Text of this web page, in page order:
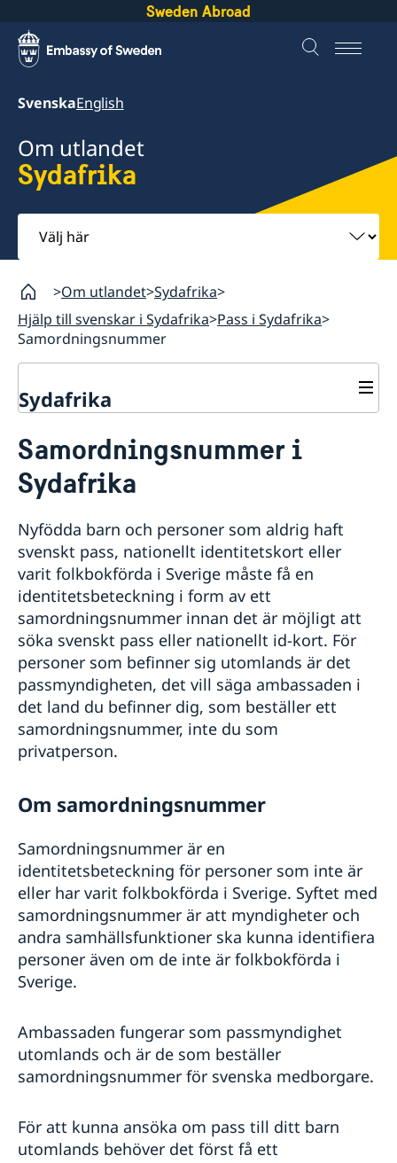
Sweden Abroad
SvenskaEnglish
Om utlandet
Sydafrika
Välj
här
Om utlandet Sydafrika
Hjälp till svenskar i Sydafrika Pass i Sydafrika
Samordningsnummer
Sydafrika
Hjälp till svenskar i Sydafrika
Rösta i Sydafrika
Akut hjälp
Förberedelser inför utlandsresa
Det här kan vi hjälpa dig med
Det här gör vi inte
Vem kan få hjälp?
Larmcentraler
Dödsfall
Ekonomiskt nödställd
Pass i Sydafrika
Allmän information om pass
Förnyelse av pass för vuxna
Ansökan om pass & nationellt id-kort
Ansökan om pass för barn under 18 år
Provisoriskt pass
Extra pass
Samordningsnummer
Nationellt id-kort
Namnändring
Hjälp kring medborgarskap
Registrera nyfödd utomlands
Om svenskt medborgarskap
Ansökan om äktenskapcertifikat på ambassaden
Vigsel i Sydafrika
Körkort
Förnyelse av körkort
Internationellt körkort
Utdrag ur folkbokföringen - personbevis
Utdrag ur belastningsregistret
Översättare
Arbeta & bo i Sydafrika
Svenskundervisningen
Reseinformation
Ambassadens reseinformation
Allmänna säkerhetsläget
Terrorism
Planerade strömavbrott/Loadshedding
Naturförhållanden och katastrofer
Hälso- och sjukvård
Lokala lagar och sedvänjor
Kriminalitet och personlig säkerhet
Utvecklingssamarbete
Programöversikt Sydafrika
Business Sweden
Anmäla handelshinder
Handel med Sydafrika
Samordningsnummer i
Sydafrika
Nyfödda barn och personer som aldrig haft
svenskt pass, nationellt identitetskort eller
varit folkbokförda i Sverige måste få en
identitetsbeteckning i form av ett
samordningsnummer innan det är möjligt att
söka svenskt pass eller nationellt id-kort. För
personer som befinner sig utomlands är det
passmyndigheten, det vill säga ambassaden i
det land du befinner dig, som beställer ett
samordningsnummer, inte du som
privatperson.
Om samordningsnummer
Samordningsnummer är en
identitetsbeteckning för personer som inte är
eller har varit folkbokförda i Sverige. Syftet med
samordningsnummer är att myndigheter och
andra samhällsfunktioner ska kunna identifiera
personer även om de inte är folkbokförda i
Sverige.
Ambassaden fungerar som passmyndighet
utomlands och är de som beställer
samordningsnummer för svenska medborgare.
För att kunna ansöka om pass till ditt barn
utomlands behöver det först få ett